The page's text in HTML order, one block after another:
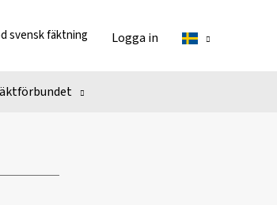
svensk fäktning Logga in